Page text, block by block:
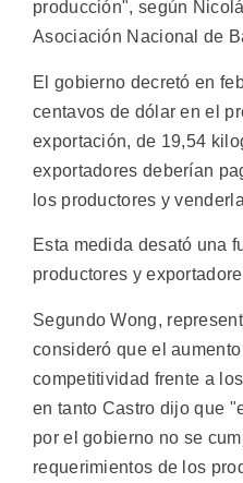
producción", según
Asociación Nacional de
El gobierno decretó en
centavos de dólar en el
exportación, de 19,54
exportadores deberían
los productores y
Esta medida desató una
productores y
Segundo Wong,
consideró que el
competitividad frente a
en tanto Castro dijo que
por el gobierno no se
requerimientos de los